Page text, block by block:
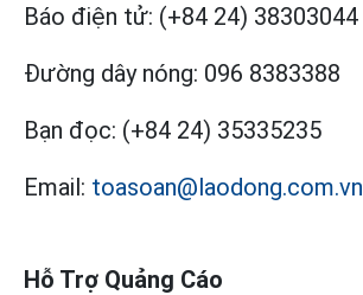
Báo điện tử: (+84 24) 38303044
Đường dây nóng: 096 8383388
Bạn đọc: (+84 24) 35335235
Email: toasoan@laodong.com.vn
Hỗ Trợ Quảng Cáo